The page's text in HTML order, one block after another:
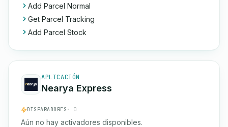
Add Parcel Normal
Get Parcel Tracking
Add Parcel Stock
APLICACIÓN
Nearya Express
DISPARADORES · 0
Aún no hay activadores disponibles.